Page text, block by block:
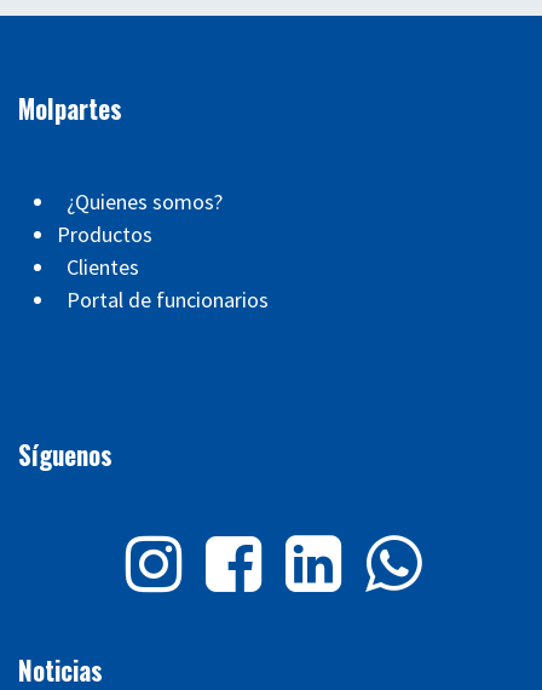
Molpartes
¿Quienes somos?
Productos
Clientes
Portal de funcionarios
Síguenos
Noticias